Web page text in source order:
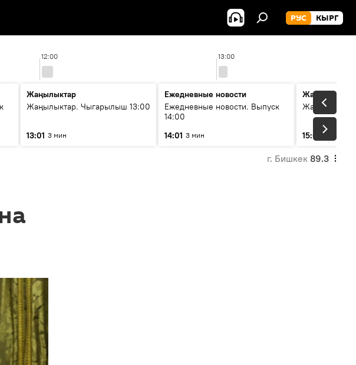
РУС КЫРГ
12:00 13:00
Жаңылыктар
Жаңылыктар. Чыгарылыш 13:00
13:01 3 мин
Ежедневные новости
Ежедневные новости. Выпуск
14:00
14:01 3 мин
Жаңылыктар
15:01 3 мин
г. Бишкек 89.3